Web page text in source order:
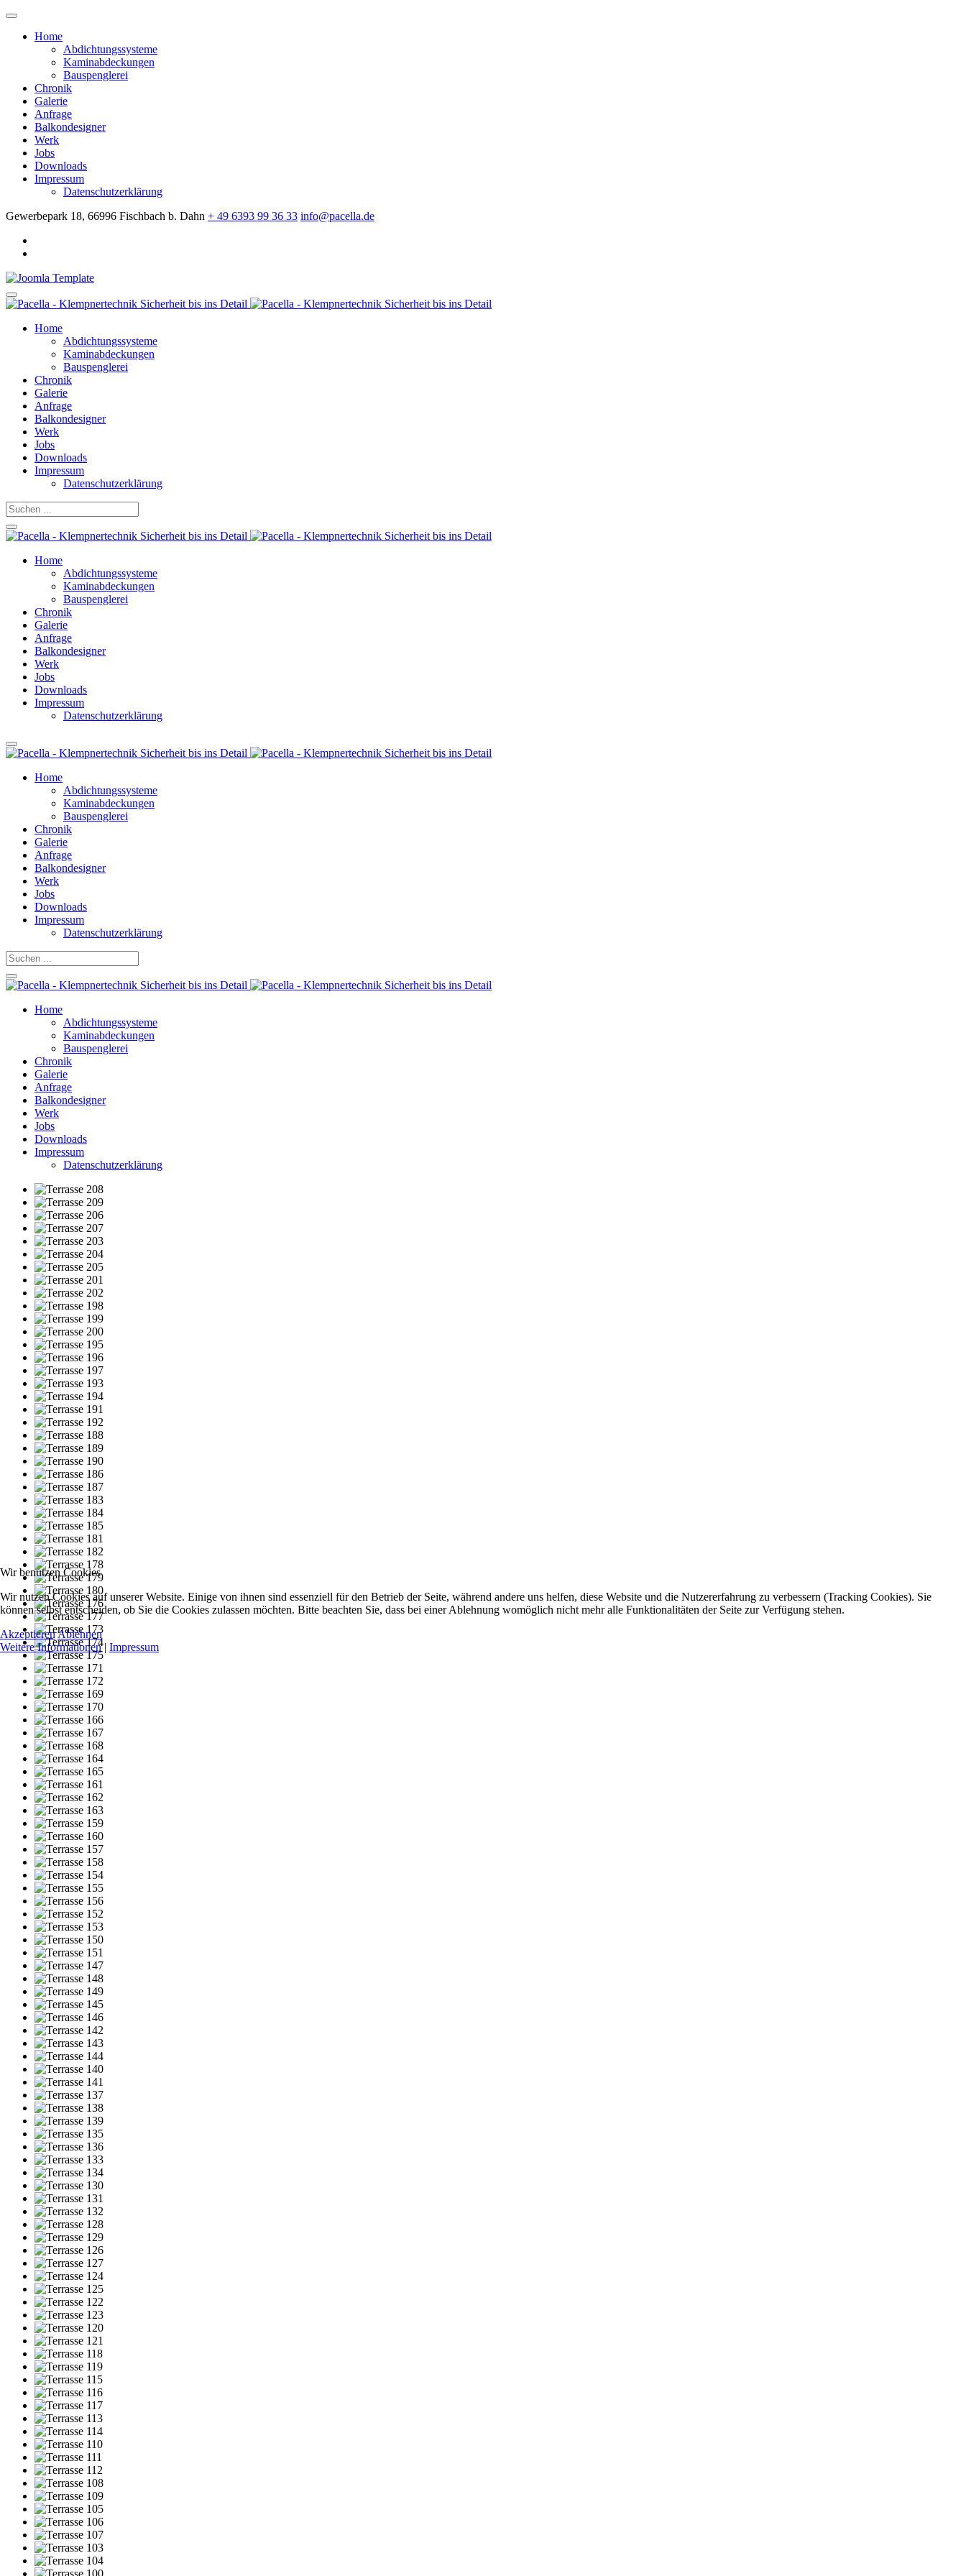
Home
Abdichtungssysteme
Kaminabdeckungen
Bauspenglerei
Chronik
Galerie
Anfrage
Balkondesigner
Werk
Jobs
Downloads
Impressum
Datenschutzerklärung
Gewerbepark 18, 66996 Fischbach b. Dahn + 49 6393 99 36 33 info@pacella.de
Home
Abdichtungssysteme
Kaminabdeckungen
Bauspenglerei
Chronik
Galerie
Anfrage
Balkondesigner
Werk
Jobs
Downloads
Impressum
Datenschutzerklärung
Home
Abdichtungssysteme
Kaminabdeckungen
Bauspenglerei
Chronik
Galerie
Anfrage
Balkondesigner
Werk
Jobs
Downloads
Impressum
Datenschutzerklärung
Home
Abdichtungssysteme
Kaminabdeckungen
Bauspenglerei
Chronik
Galerie
Anfrage
Balkondesigner
Werk
Jobs
Downloads
Impressum
Datenschutzerklärung
Home
Abdichtungssysteme
Kaminabdeckungen
Bauspenglerei
Chronik
Galerie
Anfrage
Balkondesigner
Werk
Jobs
Downloads
Impressum
Datenschutzerklärung
Wir benutzen Cookies
Wir nutzen Cookies auf unserer Website. Einige von ihnen sind essenziell für den Betrieb der Seite, während andere uns helfen, diese Website und die Nutzererfahrung zu verbessern (Tracking Cookies). Sie
können selbst entscheiden, ob Sie die Cookies zulassen möchten. Bitte beachten Sie, dass bei einer Ablehnung womöglich nicht mehr alle Funktionalitäten der Seite zur Verfügung stehen.
AkzeptierenAblehnen
Weitere Informationen| Impressum